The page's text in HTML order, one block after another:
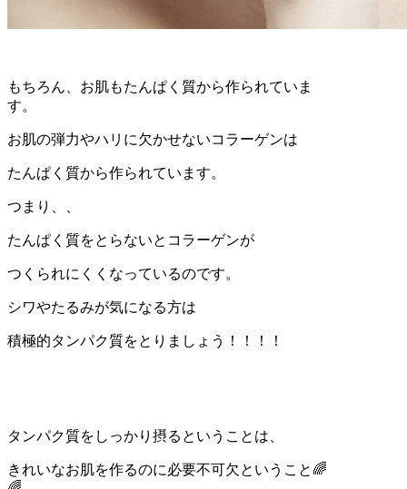
もちろん、お肌もたんぱく質から作られていま
す。
お肌の弾力やハリに欠かせないコラーゲンは
たんぱく質から作られています。
つまり、、
たんぱく質をとらないとコラーゲンが
つくられにくくなっているのです。
シワやたるみが気になる方は
積極的タンパク質をとりましょう！！！！
タンパク質をしっかり摂るということは、
きれいなお肌を作るのに必要不可欠ということ 🌈